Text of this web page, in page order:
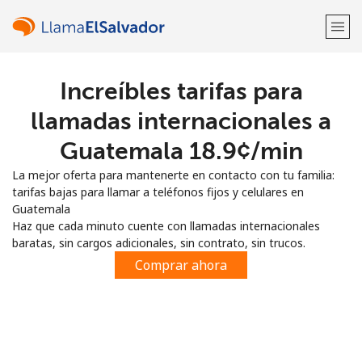
¡Bienvenido!
Regístrate con
o
Increíbles tarifas para
llamadas internacionales a
Guatemala ⁦18.9¢⁩/min
La mejor oferta para mantenerte en contacto con tu familia:
tarifas bajas para llamar a teléfonos fijos y celulares en
Guatemala
Haz que cada minuto cuente con llamadas internacionales
baratas, sin cargos adicionales, sin contrato, sin trucos.
Comprar ahora